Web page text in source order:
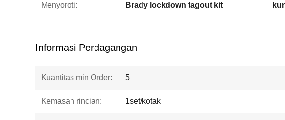
Menyoroti: Brady lockdown tagout kit
Informasi Perdagangan
Kuantitas min Order: 5
Kemasan rincian: 1set/kotak